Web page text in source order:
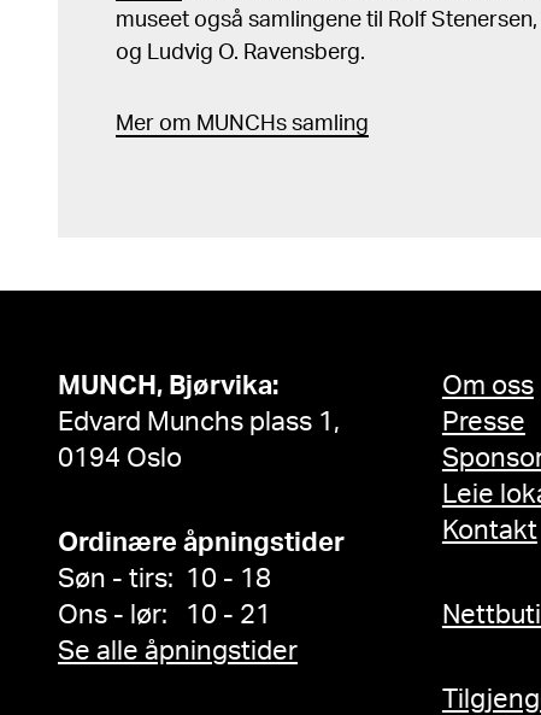
museet også samlingene til Rolf
og Ludvig O. Ravensberg.
Mer om MUNCHs samling
MUNCH, Bjørvika:
Edvard Munchs plass 1,
0194 Oslo
Ordinære åpningstider
Søn - tirs: 10 - 18
Ons - lør: 10 - 21
Se alle åpningstider
Om oss
Presse
Leie
Kontakt